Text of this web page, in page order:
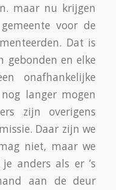
maar nu krijgen
voor de
Dat is
gebonden en elke
onafhankelijke
langer mogen
zijn overigens
Daar zijn we
niet, maar we
anders als er ’s
aan de deur